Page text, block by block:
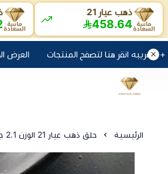
العرض الأقوى سعر جرام
الرئيسية حلق ذهب عيار 21 الوزن 2.1 جرام
ذهب عيار 21
458.64